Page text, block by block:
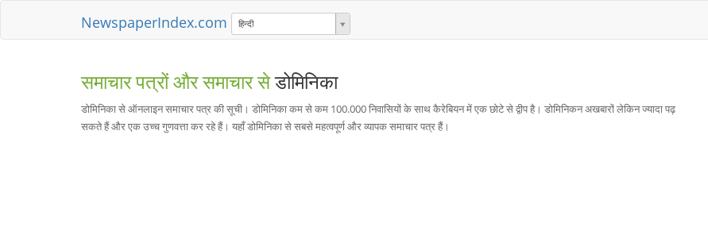
NewspaperIndex.com हिन्दी
समाचार पत्रों और समाचार सेडोमिनिका
डोमिनिका से ऑनलाइन समाचार पत्र की सूची। डोमिनिका कम से कम 100.000 निवासियों के साथ कैरेबियन में एक छोटे से द्वीप है। डोमिनिकन अखबारों लेकिन ज्यादा पढ़
सकते हैं और एक उच्च गुणवत्ता कर रहे हैं। यहाँ डोमिनिका से सबसे महत्वपूर्ण और व्यापक समाचार पत्र हैं।